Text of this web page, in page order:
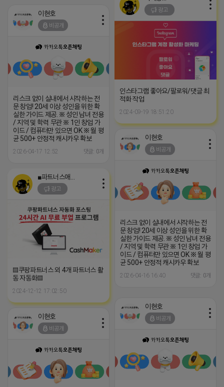
광고
인스타그램 좋아요/팔로워/댓글 최
적화 작업
2024-09-19 18:51:20
이현호
비공개
리스크 없이 실내에서 시작하는 전
문 창업! 20세 이상 성인을 위한 확
실한 가이드 제공. ※ 성인 남녀 전용
/ 지역 및 학력 무관 ※ 1인 창업 가
이드 / 컴퓨터만 있으면 OK ※ 월 평
균 500+ 안정적 캐시카우 확보
2026-04-17 12:52 댓글: 0개
이현호
비공개
리스크 없이 실내에서 시작하는 전
문 창업! 20세 이상 성인을 위한 확
실한 가이드 제공. ※ 성인 남녀 전용
/ 지역 및 학력 무관 ※ 1인 창업 가
이드 / 컴퓨터만 있으면 OK ※ 월 평
균 500+ 안정적 캐시카우 확보
2026-04-16 16:40 댓글: 0개
광고
▤쿠팡파트너스 외 4개 파트너스 활
동 자동화▤
2024-12-12 17:02:50
이현호
비공개
이현호
비공개